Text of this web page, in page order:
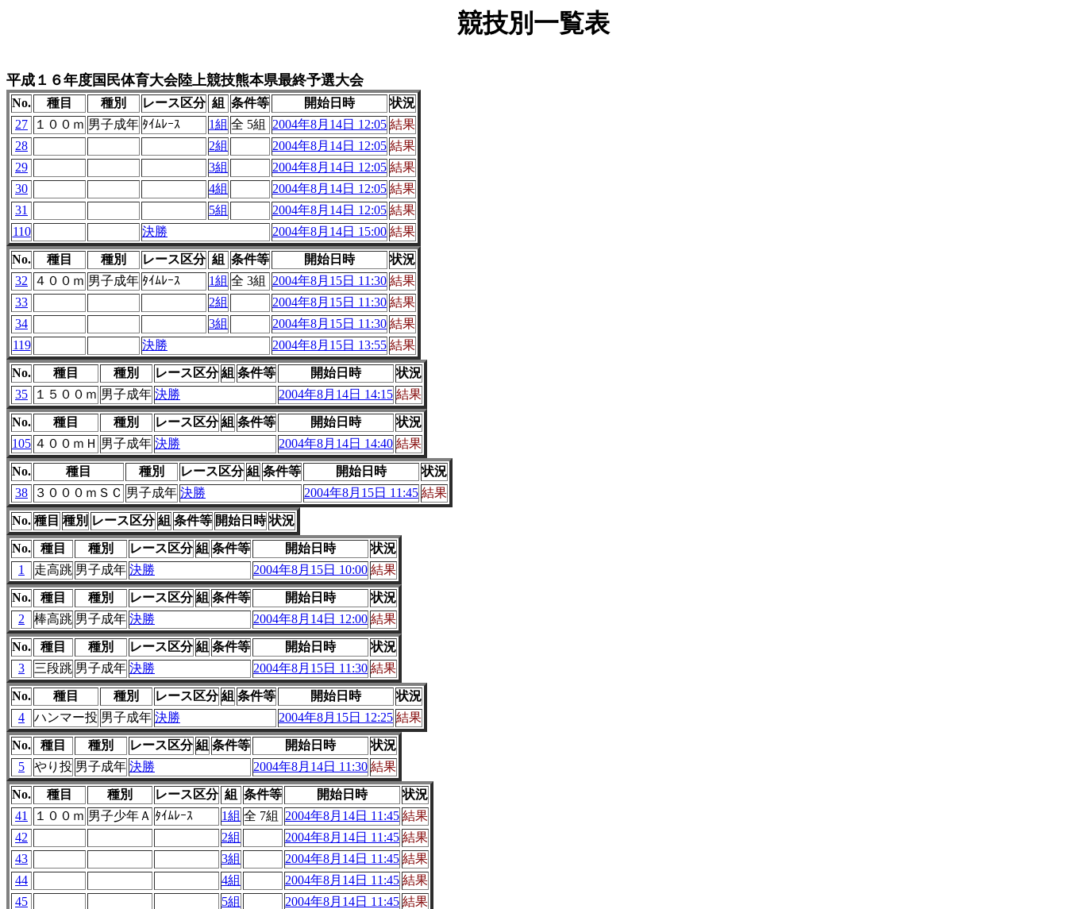
競技別一覧表
平成１６年度国民体育大会陸上競技熊本県最終予選大会
No. 種目 種別 レース区分 組 条件等 開始日時
状況
27
１００ｍ 男子成年 ﾀｲﾑﾚｰｽ 1組 全 5組 2004年8月14日 12:05 結果
28
2組 2004年8月14日 12:05 結果
29
3組 2004年8月14日 12:05 結果
30
4組 2004年8月14日 12:05 結果
31
5組 2004年8月14日 12:05 結果
110
決勝 2004年8月14日 15:00 結果
No. 種目 種別 レース区分 組 条件等 開始日時
状況
32
４００ｍ 男子成年 ﾀｲﾑﾚｰｽ 1組 全 3組 2004年8月15日 11:30 結果
33
2組 2004年8月15日 11:30 結果
34
3組 2004年8月15日 11:30 結果
119
決勝 2004年8月15日 13:55 結果
No. 種目 種別 レース区分 組 条件等 開始日時
状況
35
１５００ｍ 男子成年 決勝 2004年8月14日 14:15 結果
No. 種目 種別 レース区分 組 条件等 開始日時
状況
105 ４００ｍＨ 男子成年 決勝 2004年8月14日 14:40 結果
No. 種目 種別 レース区分 組 条件等 開始日時
状況
38
３０００ｍＳＣ 男子成年 決勝 2004年8月15日 11:45 結果
No. 種目 種別 レース区分 組 条件等 開始日時 状況
No. 種目 種別 レース区分 組 条件等 開始日時
状況
1
走高跳 男子成年 決勝 2004年8月15日 10:00 結果
No. 種目 種別 レース区分 組 条件等 開始日時
状況
2
棒高跳 男子成年 決勝 2004年8月14日 12:00 結果
No. 種目 種別 レース区分 組 条件等 開始日時
状況
3
三段跳 男子成年 決勝 2004年8月15日 11:30 結果
No. 種目 種別 レース区分 組 条件等 開始日時
状況
4
ハンマー投 男子成年 決勝 2004年8月15日 12:25 結果
No. 種目 種別 レース区分 組 条件等 開始日時
状況
5
やり投 男子成年 決勝 2004年8月14日 11:30 結果
No. 種目 種別 レース区分 組 条件等 開始日時
状況
41
１００ｍ 男子少年Ａ ﾀｲﾑﾚｰｽ 1組 全 7組 2004年8月14日 11:45 結果
42
2組 2004年8月14日 11:45 結果
43
3組 2004年8月14日 11:45 結果
44
4組 2004年8月14日 11:45 結果
45
5組 2004年8月14日 11:45 結果